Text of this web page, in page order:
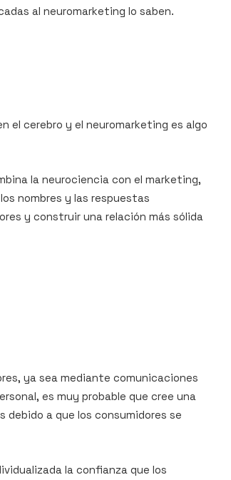
al neuromarketing lo saben.
el cerebro y el neuromarketing es algo
la neurociencia con el marketing,
nombres y las respuestas
y construir una relación más sólida
ya sea mediante comunicaciones
es muy probable que cree una
debido a que los consumidores se
la confianza que los